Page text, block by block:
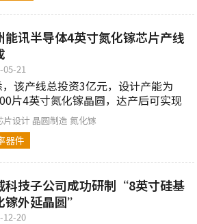
能讯半导体4英寸氮化镓芯片产线
05-21
该产线总投资3亿元，设计产能为
片4英寸氮化镓晶圆，达产后可实现
亿元，以迎接5G无线通信对氮化镓
片的市场需求，打造国产射频芯片
牌...
片设计 晶圆制造 氮化镓
器件
科技子公司成功研制“8英寸硅基
镓外延晶圆”
12-20